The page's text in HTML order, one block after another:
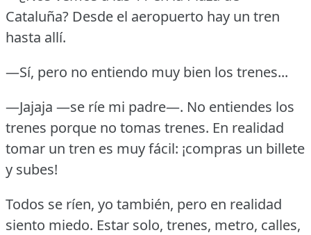
Cataluña? Desde el aeropuerto hay un tren
hasta allí.
—Sí, pero no entiendo muy bien los trenes...
—Jajaja —se ríe mi padre—. No entiendes los
trenes porque no tomas trenes. En realidad
tomar un tren es muy fácil: ¡compras un billete
y subes!
Todos se ríen, yo también, pero en realidad
siento miedo. Estar solo, trenes, metro, calles,